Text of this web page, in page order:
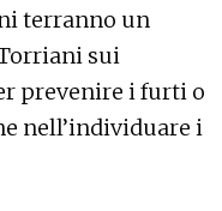
terranno un
sui
prevenire i furti o
nell’individuare i